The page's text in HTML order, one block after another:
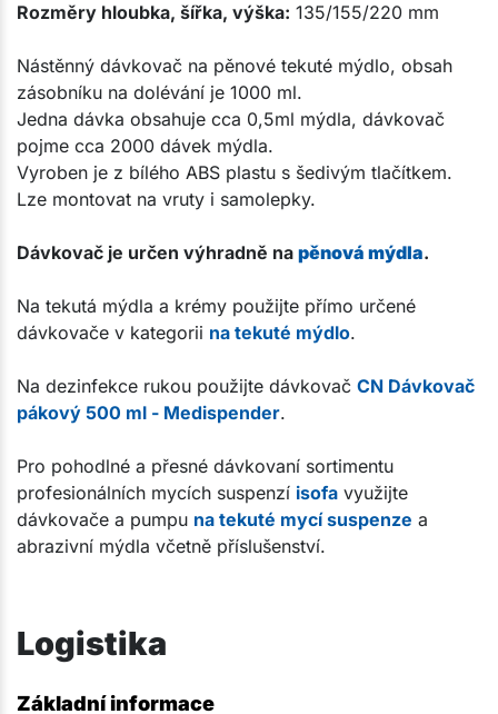
Rozměry hloubka, šířka, výška: 135/155/220 mm
Nástěnný dávkovač na pěnové tekuté mýdlo, obsah
zásobníku na dolévání je 1000 ml.
Jedna dávka obsahuje cca 0,5ml mýdla, dávkovač
pojme cca 2000 dávek mýdla.
Vyroben je z bílého ABS plastu s šedivým tlačítkem.
Lze montovat na vruty i samolepky.
Dávkovač je určen výhradně na pěnová mýdla.
Na tekutá mýdla a krémy použijte přímo určené
dávkovače v kategorii na tekuté mýdlo.
Na dezinfekce rukou použijte dávkovač CN Dávkovač
pákový 500 ml - Medispender.
Pro pohodlné a přesné dávkovaní sortimentu
profesionálních mycích suspenzí isofa využijte
dávkovače a pumpu na tekuté mycí suspenze a
abrazivní mýdla včetně příslušenství.
Logistika
Základní informace